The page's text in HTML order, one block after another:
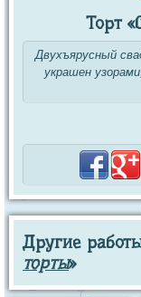
Торт
Двухъярусный
украшен
Другие
торты»